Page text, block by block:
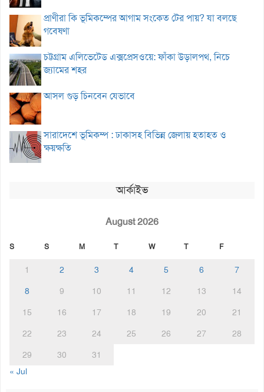
প্রাণীরা কি ভূমিকম্পের আগাম সংকেত টের পায়? যা বলছে
গবেষণা
চট্টগ্রাম এলিভেটেড এক্সপ্রেসওয়ে: ফাঁকা উড়ালপথ, নিচে
জ্যামের শহর
আসল গুড় চিনবেন যেভাবে
সারাদেশে ভূমিকম্প : ঢাকাসহ বিভিন্ন জেলায় হতাহত ও
ক্ষয়ক্ষতি
আর্কাইভ
August 2026
S S M T W T F
1 2 3 4 5 6
7
8
9 10 11 12 13
14
15
16 17 18 19 20
21
22
23 24 25 26 27
28
29
30
31
« Jul